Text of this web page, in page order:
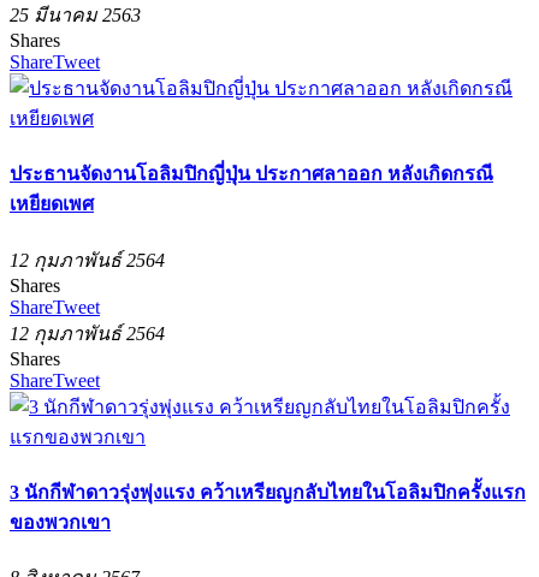
25 มีนาคม 2563
Shares
ShareTweet
ประธานจัดงานโอลิมปิกญี่ปุ่น ประกาศลาออก หลังเกิดกรณี
เหยียดเพศ
12 กุมภาพันธ์ 2564
Shares
ShareTweet
12 กุมภาพันธ์ 2564
Shares
ShareTweet
3 นักกีฬาดาวรุ่งพุ่งแรง คว้าเหรียญกลับไทยในโอลิมปิกครั้งแรก
ของพวกเขา